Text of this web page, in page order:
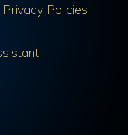
Privacy Policies